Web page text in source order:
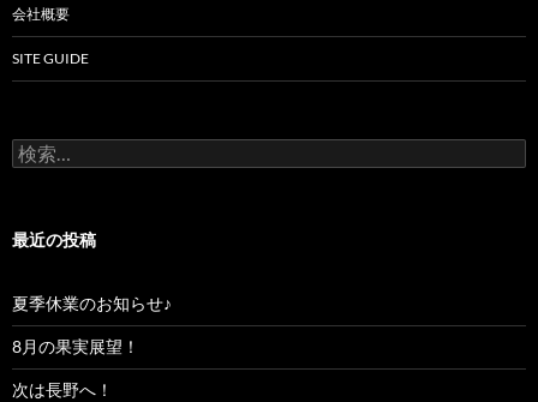
会社概要
SITE GUIDE
検
索:
最近の投稿
夏季休業のお知らせ♪
8月の果実展望！
次は長野へ！